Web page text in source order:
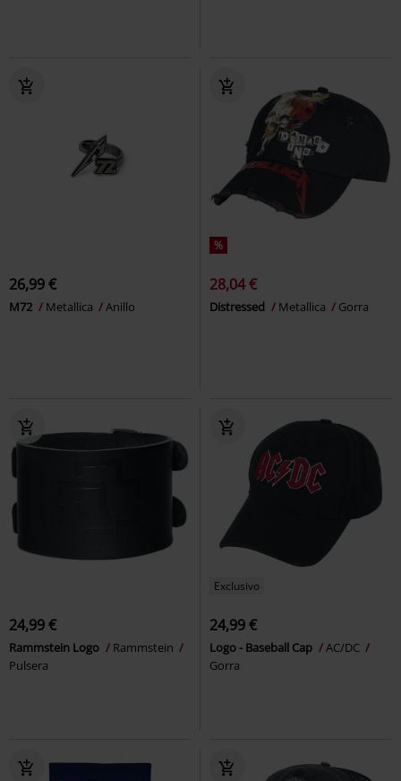
26,99 €
M72 Metallica Anillo
%
28,04 €
Distressed Metallica Gorra
24,99 €
Rammstein Logo
Rammstein
Pulsera
Exclusivo
24,99 €
Logo - Baseball Cap
AC/DC
Gorra